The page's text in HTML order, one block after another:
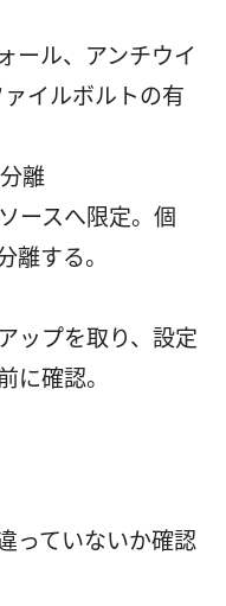
ール、アンチウイ
イルボルトの有
離
ースへ限定。個
離する。
ップを取り、設定
に確認。
っていないか確認